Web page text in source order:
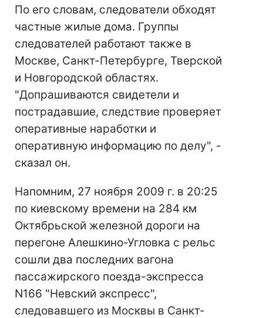
По его словам, следователи обходят
частные жилые дома. Группы
следователей работают также в
Москве, Санкт-Петербурге, Тверской
и Новгородской областях.
"Допрашиваются свидетели и
пострадавшие, следствие проверяет
оперативные наработки и
оперативную информацию по делу", -
сказал он.
Напомним, 27 ноября 2009 г. в 20:25
по киевскому времени на 284 км
Октябрьской железной дороги на
перегоне Алешкино-Угловка с рельс
сошли два последних вагона
пассажирского поезда-экспресса
N166 "Невский экспресс",
следовавшего из Москвы в Санкт-